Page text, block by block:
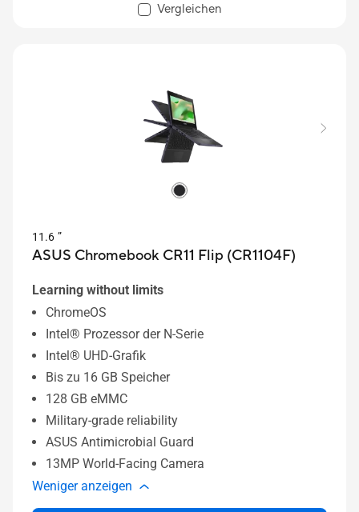
Vergleichen
11.6 ”
ASUS Chromebook CR11 Flip (CR1104F)
Learning without limits
ChromeOS
Intel® Prozessor der N-Serie
Intel® UHD-Grafik
Bis zu 16 GB Speicher
128 GB eMMC
Military-grade reliability
ASUS Antimicrobial Guard
13MP World-Facing Camera
Weniger anzeigen